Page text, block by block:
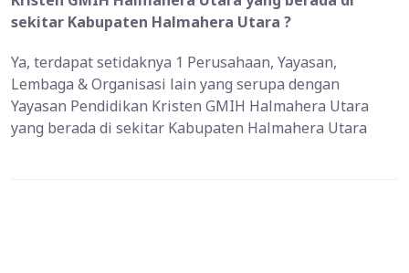
sekitar Kabupaten Halmahera Utara ?
Ya, terdapat setidaknya 1 Perusahaan, Yayasan,
Lembaga & Organisasi lain yang serupa dengan
Yayasan Pendidikan Kristen GMIH Halmahera Utara
yang berada di sekitar Kabupaten Halmahera Utara